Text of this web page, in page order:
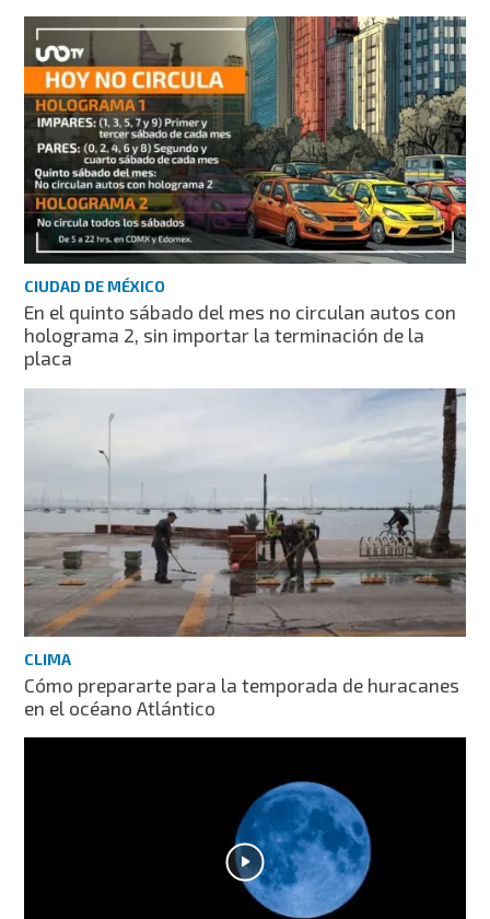
CIUDAD DE MÉXICO
En el quinto sábado del mes no circulan autos con
holograma 2, sin importar la terminación de la
placa
CLIMA
Cómo prepararte para la temporada de huracanes
en el océano Atlántico